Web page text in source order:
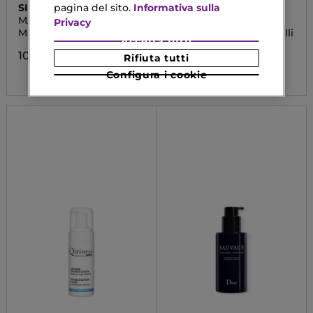
SISLEY
MASQUE EXFOLIANT
ENZYMATIQUE
Maschera Esfoliante Viso
100,80 €
CLINIQUE
Mousse Detergente Pelli
normali e miste
28,00 €
pagina del sito. Informativa sulla
Privacy
Configura i cookie
Rifiuta tutti
Accetta tutti